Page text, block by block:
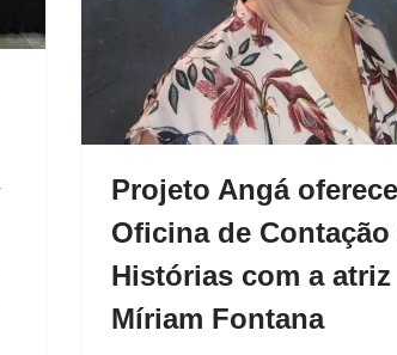
Projeto Angá oferece
Oficina de Contação
Histórias com a atriz
Míriam Fontana